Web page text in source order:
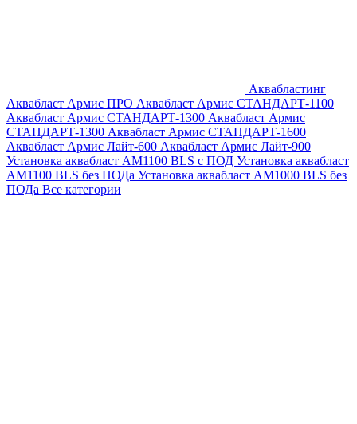
Аквабластинг
Аквабласт Армис ПРО Аквабласт Армис СТАНДАРТ-1100
Аквабласт Армис СТАНДАРТ-1300 Аквабласт Армис
СТАНДАРТ-1300 Аквабласт Армис СТАНДАРТ-1600
Аквабласт Армис Лайт-600 Аквабласт Армис Лайт-900
Установка аквабласт AM1100 BLS с ПОД Установка аквабласт
AM1100 BLS без ПОДа Установка аквабласт AM1000 BLS без
ПОДа Все категории